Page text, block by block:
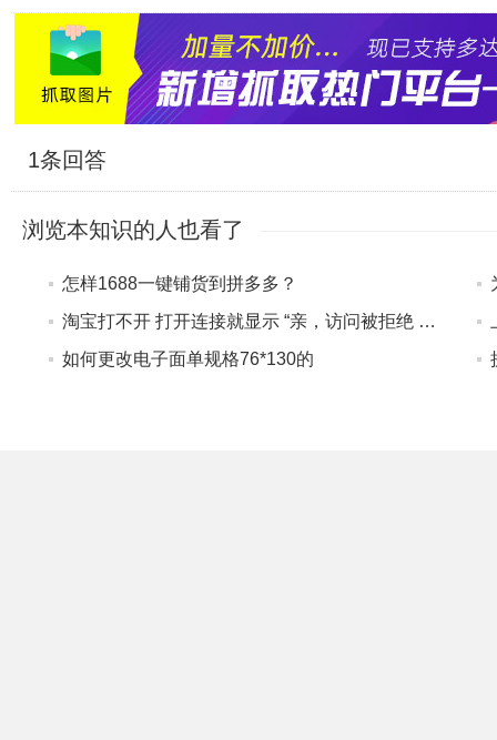
1条回答
浏览本知识的人也看了
怎样1688一键铺货到拼多多？
淘宝打不开 打开连接就显示 “亲，访问被拒绝 请检查是否使用了代理软件或 VPN 哦~ 怎么处理 ”
如何更改电子面单规格76*130的